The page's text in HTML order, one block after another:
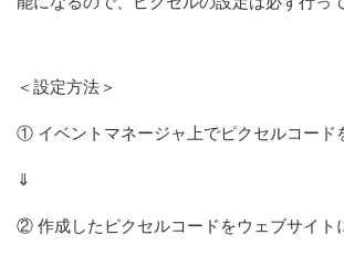
＜設定方法＞
① イベントマネージャ上でピクセルコード
⇓
② 作成したピクセルコードをウェブサイト